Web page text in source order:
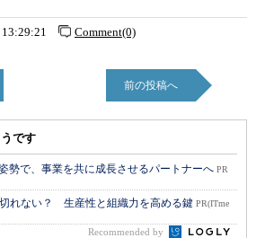
Comment(0)
前の投稿へ
です
勢で、事業を共に成長させるパートナーへ PR
れない？ 生産性と組織力を高める鍵 PR(ITme
Recommended by